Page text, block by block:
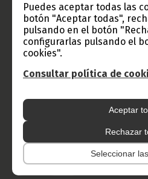
Puedes aceptar todas las
botón "Aceptar todas",
pulsando en el botón
configurarlas pulsando el
cookies".
Consultar política de
Aceptar
Rechazar
Seleccionar
Radio Nacional
Ecuatorial
Haz click aquí para
Noticias Gobierno
África
Deportes